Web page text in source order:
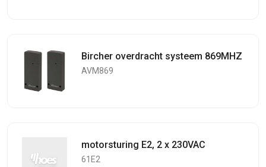
Bircher overdracht systeem 869MHZ
AVM869
motorsturing E2, 2 x 230VAC
61E2